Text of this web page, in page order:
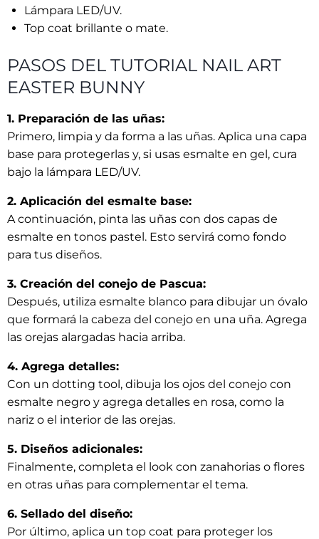
Lámpara LED/UV.
Top coat brillante o mate.
PASOS DEL TUTORIAL NAIL ART
EASTER BUNNY
1. Preparación de las uñas:
Primero, limpia y da forma a las uñas. Aplica una capa
base para protegerlas y, si usas esmalte en gel, cura
bajo la lámpara LED/UV.
2. Aplicación del esmalte base:
A continuación, pinta las uñas con dos capas de
esmalte en tonos pastel. Esto servirá como fondo
para tus diseños.
3. Creación del conejo de Pascua:
Después, utiliza esmalte blanco para dibujar un óvalo
que formará la cabeza del conejo en una uña. Agrega
las orejas alargadas hacia arriba.
4. Agrega detalles:
Con un dotting tool, dibuja los ojos del conejo con
esmalte negro y agrega detalles en rosa, como la
nariz o el interior de las orejas.
5. Diseños adicionales:
Finalmente, completa el look con zanahorias o flores
en otras uñas para complementar el tema.
6. Sellado del diseño:
Por último, aplica un top coat para proteger los